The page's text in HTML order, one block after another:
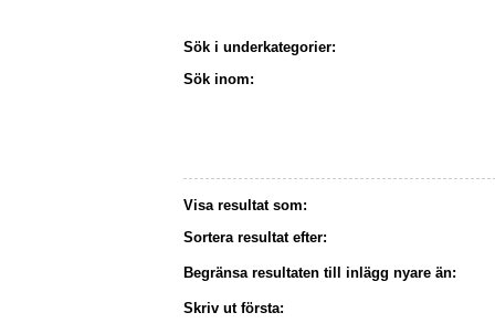
Sök i underkategorier:
Sök inom:
Visa resultat som:
Sortera resultat efter:
Begränsa resultaten till inlägg nyare än:
Skriv ut första: